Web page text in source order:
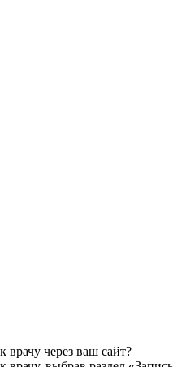
врачу через ваш сайт?